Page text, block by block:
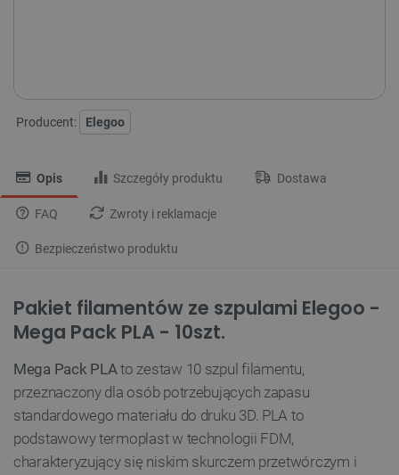
Producent: Elegoo
Opis Szczegóły produktu Dostawa
FAQ Zwroty i reklamacje
Bezpieczeństwo produktu
Pakiet filamentów ze szpulami Elegoo -
Mega Pack PLA - 10szt.
Mega Pack PLAto zestaw 10 szpul filamentu,
przeznaczony dla osób potrzebujących zapasu
standardowego materiału do druku 3D. PLA to
podstawowy termoplast w technologii FDM,
charakteryzujący się niskim skurczem przetwórczym i